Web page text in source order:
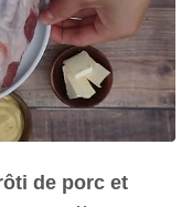
de porc et